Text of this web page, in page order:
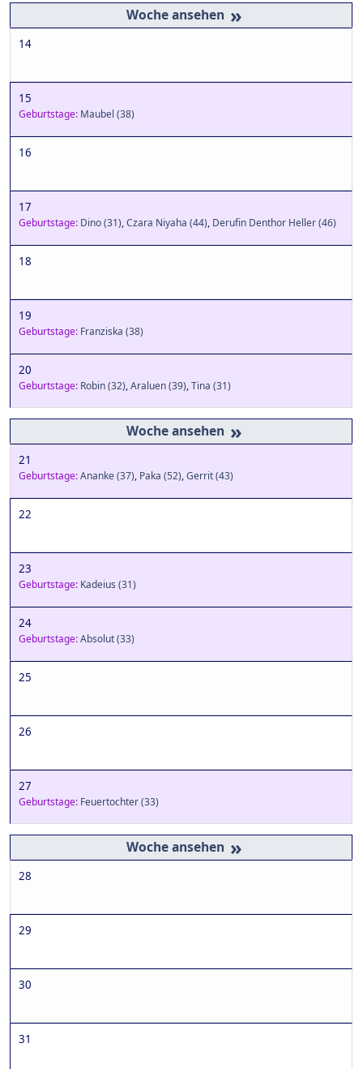
»
14
15
Geburtstage: Maubel (38)
16
17
Geburtstage: Dino(31),Czara Niyaha (44), Derufin Denthor Heller(46)
18
19
Geburtstage: Franziska (38)
20
Geburtstage: Robin(32),Araluen(39),Tina (31)
»
21
Geburtstage:Ananke(37), Paka (52),Gerrit(43)
22
23
Geburtstage: Kadeius (31)
24
Geburtstage:Absolut(33)
25
26
27
Geburtstage: Feuertochter(33)
»
28
29
30
31